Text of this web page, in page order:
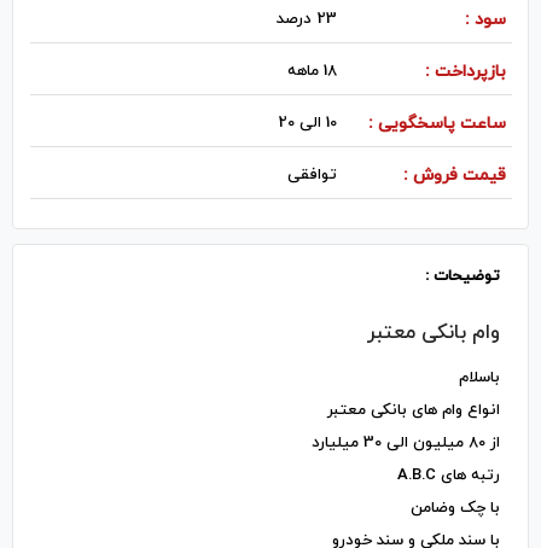
سود : 23 درصد
بازپرداخت : 18 ماهه
ساعت پاسخگویی : 10 الی 20
قیمت فروش : توافقی
توضیحات :
وام بانکی معتبر
باسلام
انواع وام های بانکی معتبر
از 80 میلیون الی 30 میلیارد
رتبه های A.B.C
با چک وضامن
با سند ملکی و سند خودرو